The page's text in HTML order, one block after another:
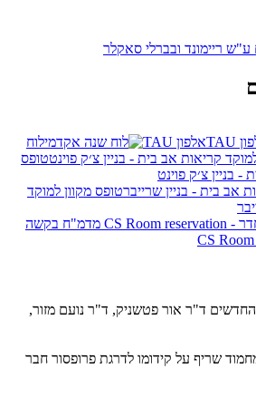
ריימונד ובברלי סאקלר
אלפון TAU
לוח
טופס
בניין צ׳ק פוינט
טופס מקוון למוקד
מדמ"ח בקשה
החדשים ד"ר אור פטשניק, ד"ר נועם מזור,
שריף על קידומו לדרגת פרופסור חבר